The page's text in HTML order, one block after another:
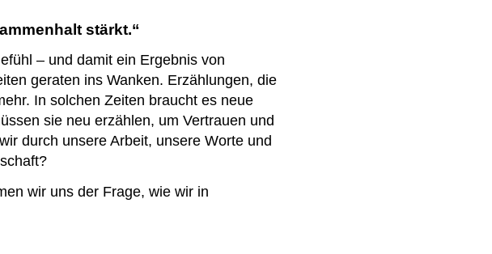
stärkt.“
– und damit ein Ergebnis von
geraten ins Wanken. Erzählungen, die
In solchen Zeiten braucht es neue
sie neu erzählen, um Vertrauen und
durch unsere Arbeit, unsere Worte und
wir uns der Frage, wie wir in